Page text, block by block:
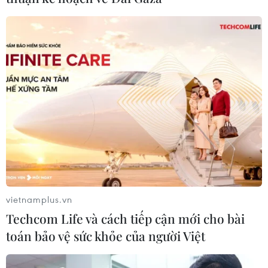
#thành tựu kinh tế-xã hội Thủ đô
#Triển lãm
#Quốc khánh 2/9
#trại sáng tác
#quy hoạch thủ đô
TP. Hà Nội
Theo dõi VietnamPlus
vietnamplus.vn
Techcom Life và cách tiếp cận mới cho bài
toán bảo vệ sức khỏe của người Việt